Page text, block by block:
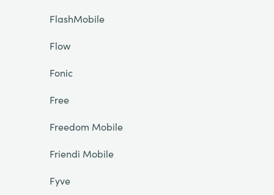
FlashMobile
Flow
Fonic
Free
Freedom Mobile
Friendi Mobile
Fyve